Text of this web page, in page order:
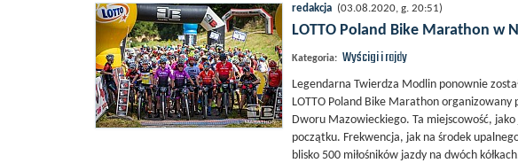
redakcja (03.08.2020, g. 20:51)
LOTTO Poland Bike Marathon w
Kategoria: Wyścigi i rajdy
Legendarna Twierdza Modlin ponownie
LOTTO Poland Bike Marathon
Dworu Mazowieckiego. Ta miejscowość,
początku. Frekwencja, jak na środek
blisko 500 miłośników jazdy na dwóch